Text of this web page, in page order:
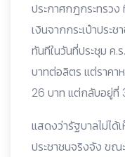
ประกาศกฎกระทรวง
เงินจากกระเป๋าประ
ทันทีในวันที่ประชุม ค.
บาทต่อลิตร แต่ราคา
26 บาท แต่กลับอยู่ที่
แสดงว่ารัฐบาลไม่ไ
ประชาชนจริงจัง ขณ